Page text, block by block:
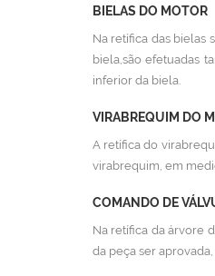
BIELAS DO MOTOR
Na retífica das bielas
biela,são efetuadas
inferior da biela.
VIRABREQUIM DO
A retífica do
virabrequim, em
COMANDO DE
Na retífica da árvore
da peça ser